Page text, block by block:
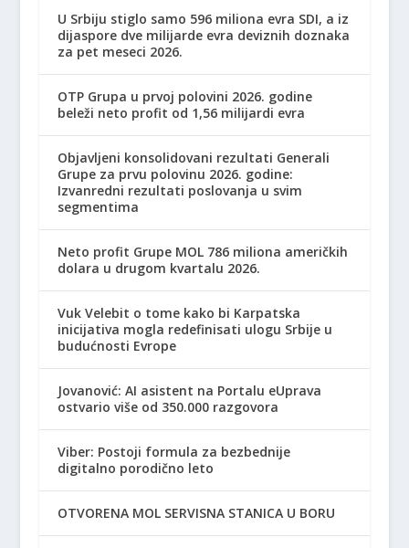
U Srbiju stiglo samo 596 miliona evra SDI, a iz
dijaspore dve milijarde evra deviznih doznaka
za pet meseci 2026.
OTP Grupa u prvoj polovini 2026. godine
beleži neto profit od 1,56 milijardi evra
Objavljeni konsolidovani rezultati Generali
Grupe za prvu polovinu 2026. godine:
Izvanredni rezultati poslovanja u svim
segmentima
Neto profit Grupe MOL 786 miliona američkih
dolara u drugom kvartalu 2026.
Vuk Velebit o tome kako bi Karpatska
inicijativa mogla redefinisati ulogu Srbije u
budućnosti Evrope
Jovanović: AI asistent na Portalu eUprava
ostvario više od 350.000 razgovora
Viber: Postoji formula za bezbednije
digitalno porodično leto
OTVORENA MOL SERVISNA STANICA U BORU